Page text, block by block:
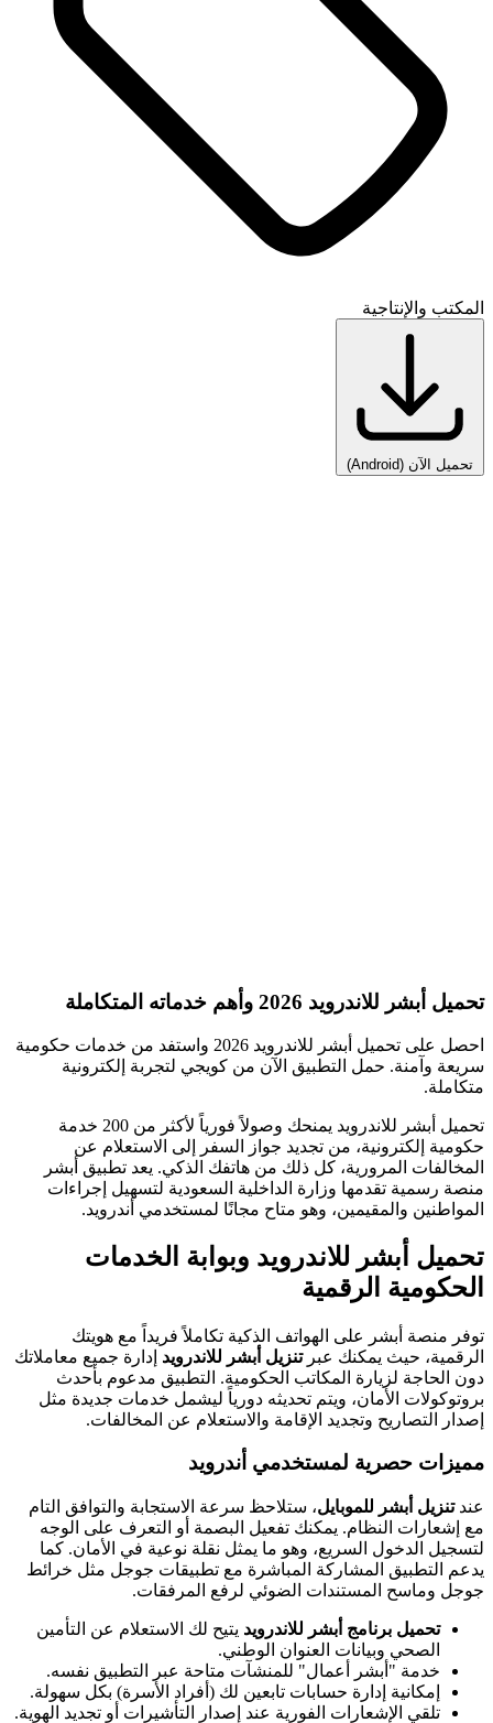
المكتب والإنتاجية
تحميل الآن (Android)
تحميل أبشر للاندرويد 2026 وأهم خدماته المتكاملة
احصل على تحميل أبشر للاندرويد 2026 واستفد من خدمات حكومية
سريعة وآمنة. حمل التطبيق الآن من كويجي لتجربة إلكترونية
متكاملة.
تحميل أبشر للاندرويد يمنحك وصولاً فورياً لأكثر من 200 خدمة
حكومية إلكترونية، من تجديد جواز السفر إلى الاستعلام عن
المخالفات المرورية، كل ذلك من هاتفك الذكي. يعد تطبيق أبشر
منصة رسمية تقدمها وزارة الداخلية السعودية لتسهيل إجراءات
المواطنين والمقيمين، وهو متاح مجانًا لمستخدمي أندرويد.
تحميل أبشر للاندرويد وبوابة الخدمات
الحكومية الرقمية
توفر منصة أبشر على الهواتف الذكية تكاملاً فريداً مع هويتك
الرقمية، حيث يمكنك عبرتنزيل أبشر للاندرويد إدارة جميع معاملاتك
دون الحاجة لزيارة المكاتب الحكومية. التطبيق مدعوم بأحدث
بروتوكولات الأمان، ويتم تحديثه دورياً ليشمل خدمات جديدة مثل
إصدار التصاريح وتجديد الإقامة والاستعلام عن المخالفات.
مميزات حصرية لمستخدمي أندرويد
عندتنزيل أبشر للموبايل، ستلاحظ سرعة الاستجابة والتوافق التام
مع إشعارات النظام. يمكنك تفعيل البصمة أو التعرف على الوجه
لتسجيل الدخول السريع، وهو ما يمثل نقلة نوعية في الأمان. كما
يدعم التطبيق المشاركة المباشرة مع تطبيقات جوجل مثل خرائط
جوجل وماسح المستندات الضوئي لرفع المرفقات.
تحميل برنامج أبشر للاندرويد يتيح لك الاستعلام عن التأمين
الصحي وبيانات العنوان الوطني.
خدمة "أبشر أعمال" للمنشآت متاحة عبر التطبيق نفسه.
إمكانية إدارة حسابات تابعين لك (أفراد الأسرة) بكل سهولة.
تلقي الإشعارات الفورية عند إصدار التأشيرات أو تجديد الهوية.